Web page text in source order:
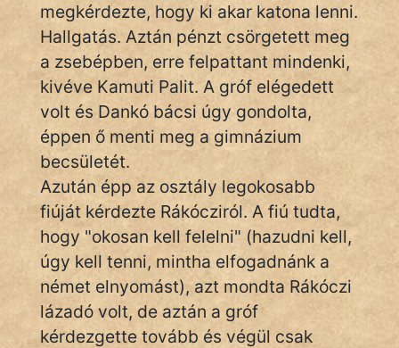
Hoffer Botond
szemfüles
megkérdezte, hogy ki akar katona lenni.
Hallgatás. Aztán pénzt csörgetett meg
a zsebépben, erre felpattant mindenki,
kivéve Kamuti Palit. A gróf elégedett
volt és Dankó bácsi úgy gondolta,
éppen ő menti meg a gimnázium
becsületét.
Azután épp az osztály legokosabb
fiúját kérdezte Rákócziról. A fiú tudta,
hogy "okosan kell felelni" (hazudni kell,
úgy kell tenni, mintha elfogadnánk a
német elnyomást), azt mondta Rákóczi
lázadó volt, de aztán a gróf
kérdezgette tovább és végül csak